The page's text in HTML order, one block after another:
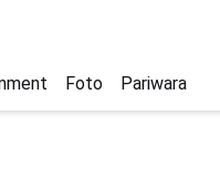
Foto Pariwara